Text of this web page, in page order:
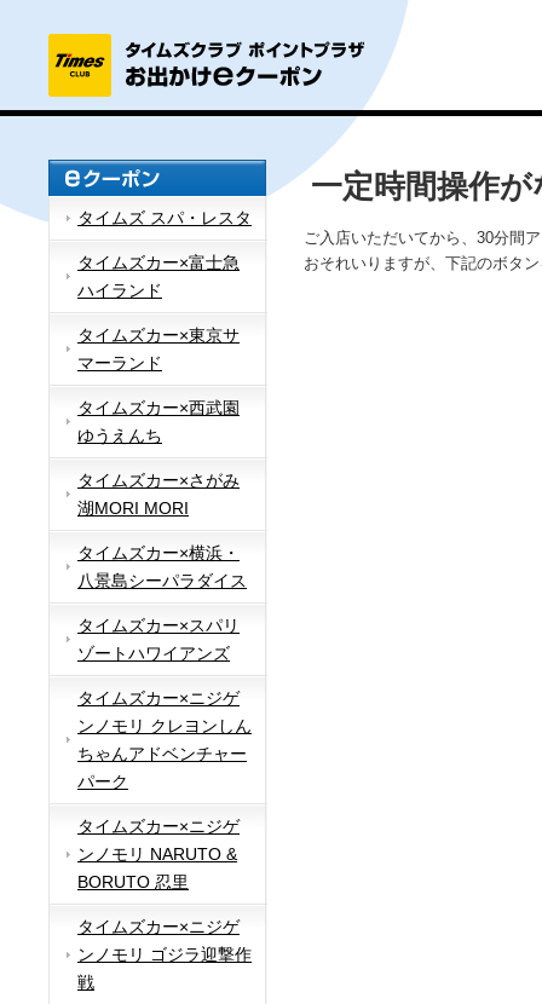
タイムズ スパ・レスタ
タイムズカー×富士急
ハイランド
タイムズカー×東京サ
マーランド
タイムズカー×西武園
ゆうえんち
タイムズカー×さがみ
湖MORI MORI
タイムズカー×横浜・
八景島シーパラダイス
タイムズカー×スパリ
ゾートハワイアンズ
タイムズカー×ニジゲ
ンノモリ クレヨンしん
ちゃんアドベンチャー
パーク
タイムズカー×ニジゲ
ンノモリ NARUTO &
BORUTO 忍里
タイムズカー×ニジゲ
ンノモリ ゴジラ迎撃作
戦
一定時間操作
ご入店いただいてから、30分間
おそれいりますが、下記のボタ